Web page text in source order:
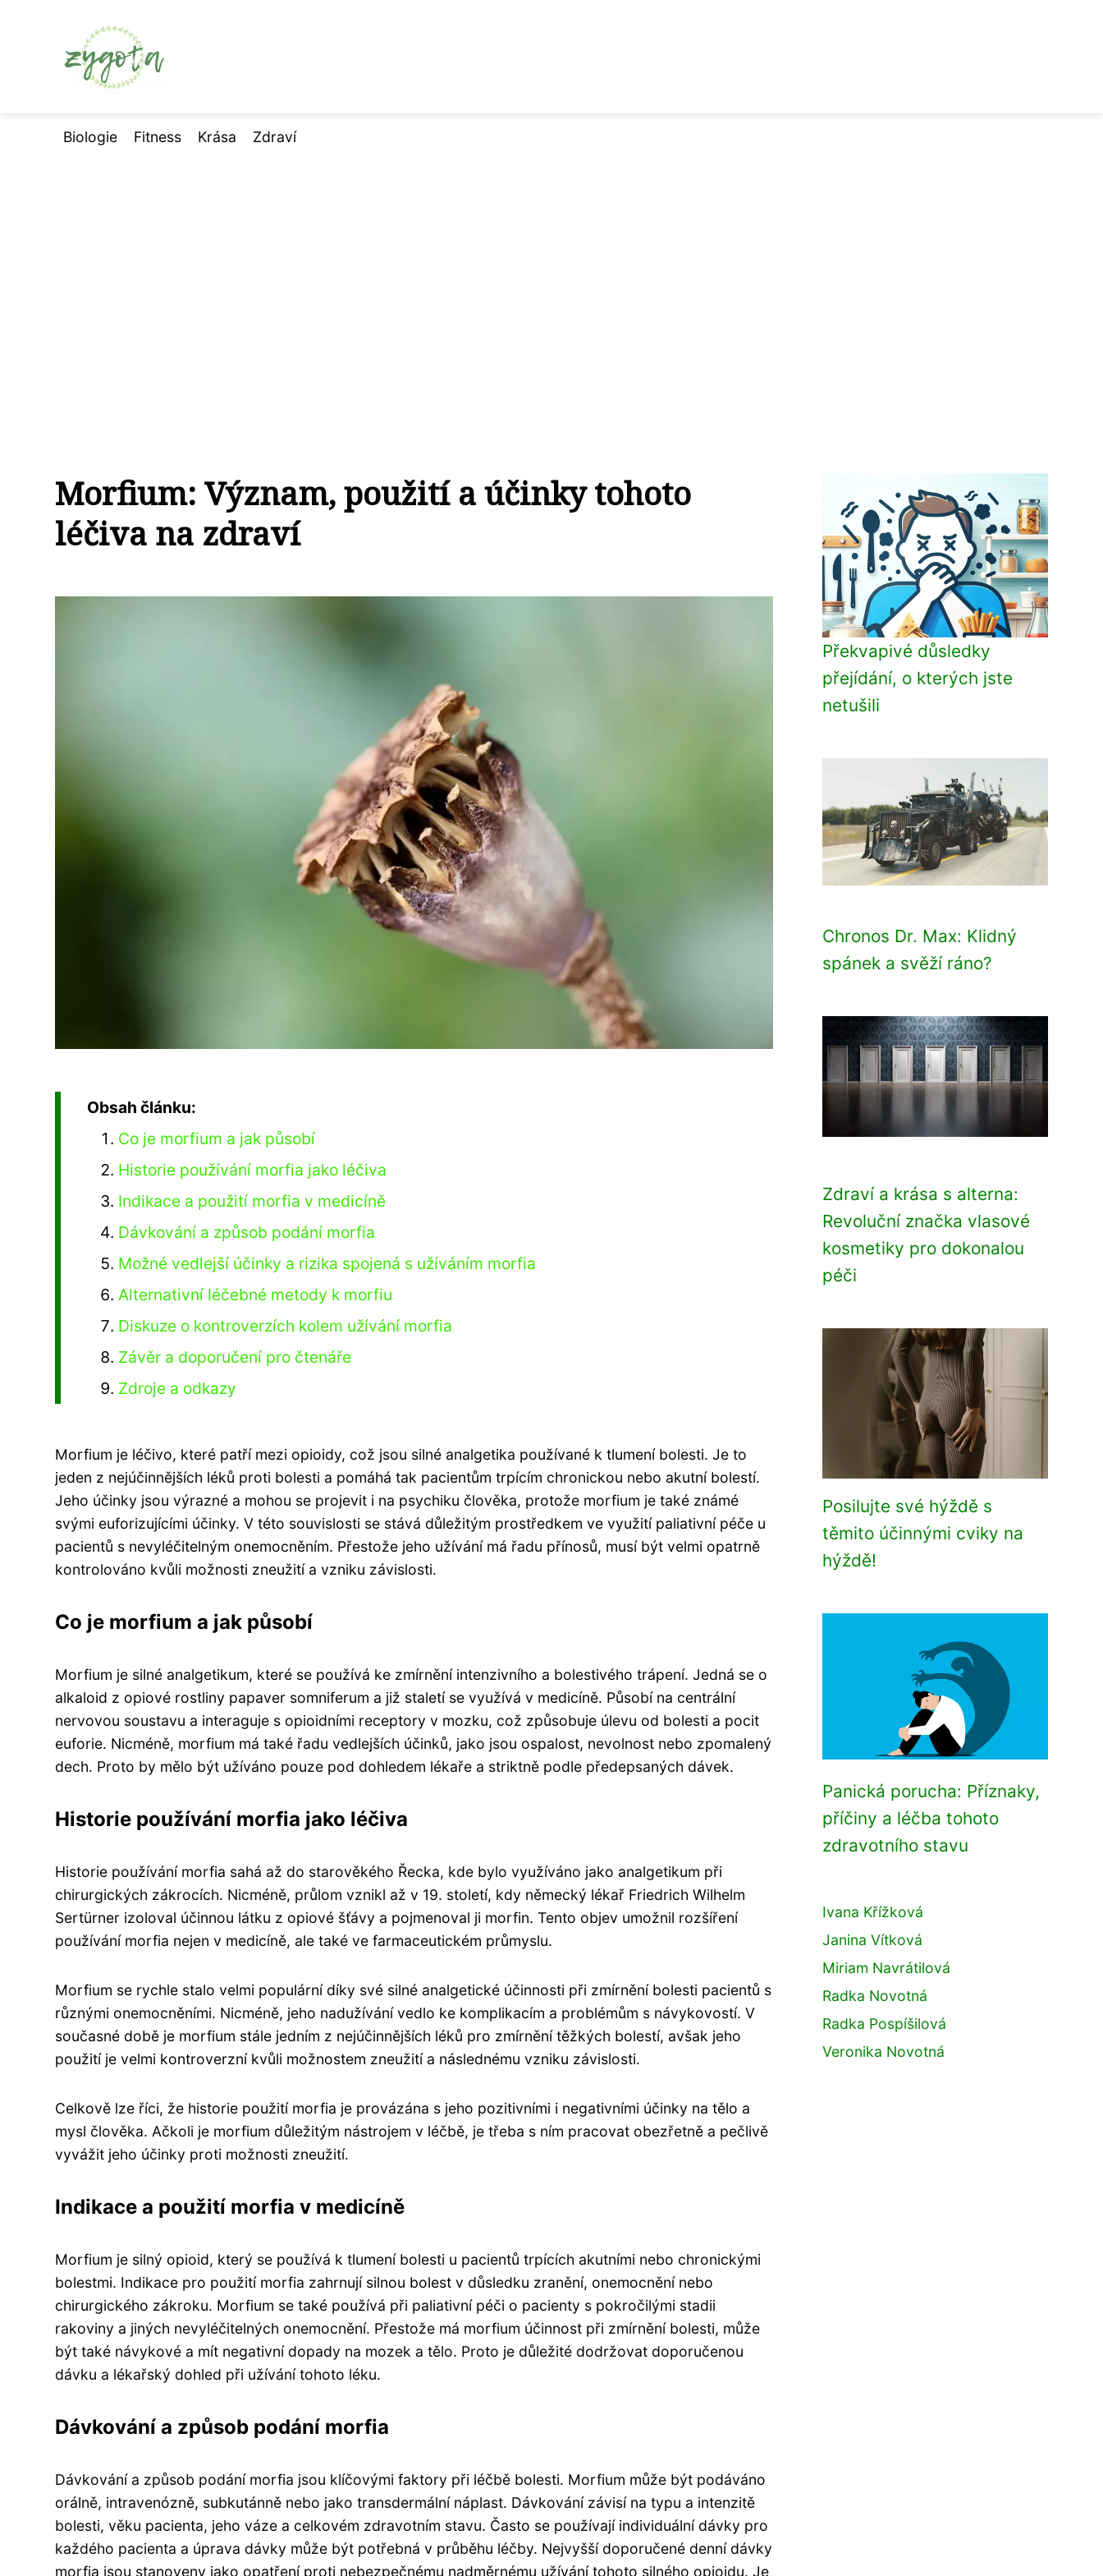
Biologie Fitness Krása Zdraví
Morfium: Význam, použití a účinky tohoto
léčiva na zdraví
Obsah článku:
Co je morfium a jak působí
Historie používání morfia jako léčiva
Indikace a použití morfia v medicíně
Dávkování a způsob podání morfia
Možné vedlejší účinky a rizika spojená s užíváním morfia
Alternativní léčebné metody k morfiu
Diskuze o kontroverzích kolem užívání morfia
Závěr a doporučení pro čtenáře
Zdroje a odkazy
Morfium je léčivo, které patří mezi opioidy, což jsou silné analgetika používané k tlumení bolesti. Je to
jeden z nejúčinnějších léků proti bolesti a pomáhá tak pacientům trpícím chronickou nebo akutní bolestí.
Jeho účinky jsou výrazné a mohou se projevit i na psychiku člověka, protože morfium je také známé
svými euforizujícími účinky. V této souvislosti se stává důležitým prostředkem ve využití paliativní péče u
pacientů s nevyléčitelným onemocněním. Přestože jeho užívání má řadu přínosů, musí být velmi opatrně
kontrolováno kvůli možnosti zneužití a vzniku závislosti.
Co je morfium a jak působí
Morfium je silné analgetikum, které se používá ke zmírnění intenzivního a bolestivého trápení. Jedná se o
alkaloid z opiové rostliny papaver somniferum a již staletí se využívá v medicíně. Působí na centrální
nervovou soustavu a interaguje s opioidními receptory v mozku, což způsobuje úlevu od bolesti a pocit
euforie. Nicméně, morfium má také řadu vedlejších účinků, jako jsou ospalost, nevolnost nebo zpomalený
dech. Proto by mělo být užíváno pouze pod dohledem lékaře a striktně podle předepsaných dávek.
Historie používání morfia jako léčiva
Historie používání morfia sahá až do starověkého Řecka, kde bylo využíváno jako analgetikum při
chirurgických zákrocích. Nicméně, průlom vznikl až v 19. století, kdy německý lékař Friedrich Wilhelm
Sertürner izoloval účinnou látku z opiové šťávy a pojmenoval ji morfin. Tento objev umožnil rozšíření
používání morfia nejen v medicíně, ale také ve farmaceutickém průmyslu.
Morfium se rychle stalo velmi populární díky své silné analgetické účinnosti při zmírnění bolesti pacientů s
různými onemocněními. Nicméně, jeho nadužívání vedlo ke komplikacím a problémům s návykovostí. V
současné době je morfium stále jedním z nejúčinnějších léků pro zmírnění těžkých bolestí, avšak jeho
použití je velmi kontroverzní kvůli možnostem zneužití a následnému vzniku závislosti.
Celkově lze říci, že historie použití morfia je provázána s jeho pozitivními i negativními účinky na tělo a
mysl člověka. Ačkoli je morfium důležitým nástrojem v léčbě, je třeba s ním pracovat obezřetně a pečlivě
vyvážit jeho účinky proti možnosti zneužití.
Indikace a použití morfia v medicíně
Morfium je silný opioid, který se používá k tlumení bolesti u pacientů trpících akutními nebo chronickými
bolestmi. Indikace pro použití morfia zahrnují silnou bolest v důsledku zranění, onemocnění nebo
chirurgického zákroku. Morfium se také používá při paliativní péči o pacienty s pokročilými stadii
rakoviny a jiných nevyléčitelných onemocnění. Přestože má morfium účinnost při zmírnění bolesti, může
být také návykové a mít negativní dopady na mozek a tělo. Proto je důležité dodržovat doporučenou
dávku a lékařský dohled při užívání tohoto léku.
Dávkování a způsob podání morfia
Dávkování a způsob podání morfia jsou klíčovými faktory při léčbě bolesti. Morfium může být podáváno
orálně, intravenózně, subkutánně nebo jako transdermální náplast. Dávkování závisí na typu a intenzitě
bolesti, věku pacienta, jeho váze a celkovém zdravotním stavu. Často se používají individuální dávky pro
každého pacienta a úprava dávky může být potřebná v průběhu léčby. Nejvyšší doporučené denní dávky
morfia jsou stanoveny jako opatření proti nebezpečnému nadměrnému užívání tohoto silného opioidu. Je
Překvapivé důsledky
přejídání, o kterých jste
netušili
Chronos Dr. Max: Klidný
spánek a svěží ráno?
Zdraví a krása s alterna:
Revoluční značka vlasové
kosmetiky pro dokonalou
péči
Posilujte své hýždě s
těmito účinnými cviky na
hýždě!
Panická porucha: Příznaky,
příčiny a léčba tohoto
zdravotního stavu
Ivana Křížková
Janina Vítková
Miriam Navrátilová
Radka Novotná
Radka Pospíšilová
Veronika Novotná